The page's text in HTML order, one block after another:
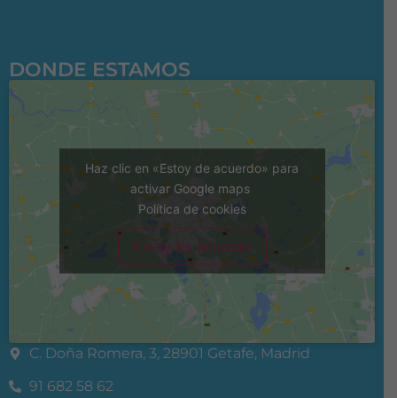
DONDE ESTAMOS
Haz clic en «Estoy de acuerdo» para
activar Google maps
Política de cookies
Estoy de acuerdo
C. Doña Romera, 3, 28901 Getafe, Madrid
91 682 58 62